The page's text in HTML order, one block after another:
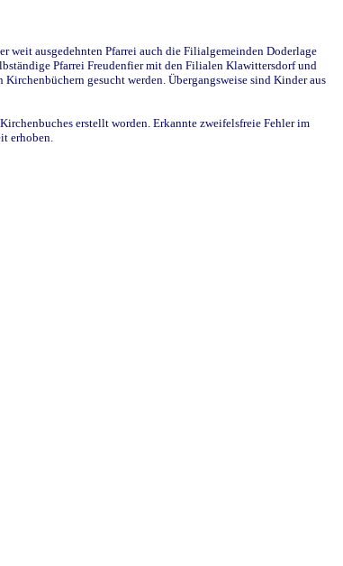
weit ausgedehnten Pfarrei auch die Filialgemeinden Doderlage
Pfarrei Freudenfier mit den Filialen Klawittersdorf und
gesucht werden. Übergangsweise sind Kinder aus
erstellt worden. Erkannte zweifelsfreie Fehler im
erhoben.